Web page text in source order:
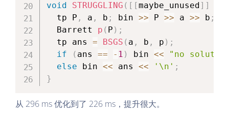
void STRUGGLING ( [ [maybe_unused] ]
  tp P
, a , b ; bin >> P >> a >> b ;
  Barrett
p ( P ) ;
  tp ans
= BSGS ( a , b , p ) ;
if
( ans == - 1 ) bin <<
"no
else bin << ans << '\n' ;
}
从 296 ms 优化到了 226 ms，提升很大。